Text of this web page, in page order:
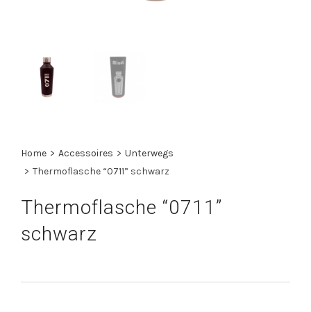
Home > Accessoires > Unterwegs
> Thermoflasche “0711” schwarz
Thermoflasche “0711”
schwarz